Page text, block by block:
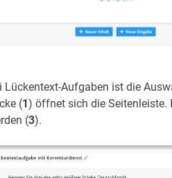
Lückentext-Aufgaben ist die
(1) öffnet sich die Seitenleiste.
(3).